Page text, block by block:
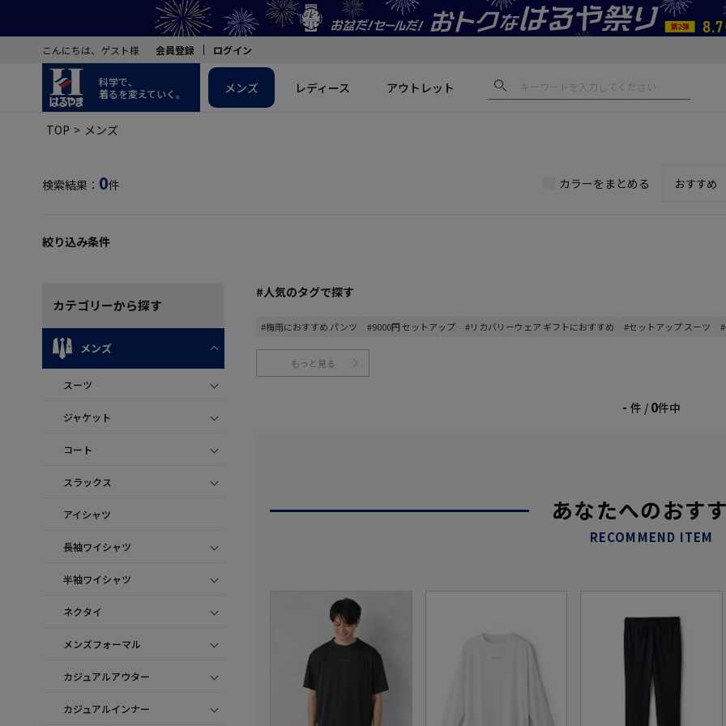
こんにちは、ゲスト様 会員登録 ログイン
科学で、
着るを変えていく。
メンズ レディース アウトレット
TOP メンズ
検索結果： 0件 カラーをまとめる
絞り込み条件
カテゴリーから探す
メンズ
スーツ
ジャケット
コート
スラックス
アイシャツ
長袖ワイシャツ
半袖ワイシャツ
ネクタイ
メンズフォーマル
カジュアルアウター
カジュアルインナー
#人気のタグで探す
#梅雨におすすめ パンツ #9000円 セットアップ #リカバリーウェア ギフトにおすすめ #セットアップ スーツ
もっと見る
- 件 / 0件中
あなたへのおす
RECOMMEND ITEM